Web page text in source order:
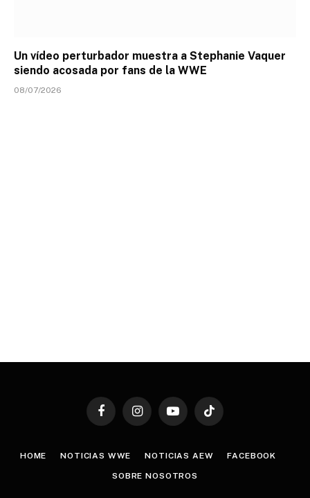
Un vídeo perturbador muestra a Stephanie Vaquer
siendo acosada por fans de la WWE
08/07/2026
FacebookInstagramYouTubeTikTok
HOME NOTICIAS WWE NOTICIAS AEW FACEBOOK
SOBRE NOSOTROS